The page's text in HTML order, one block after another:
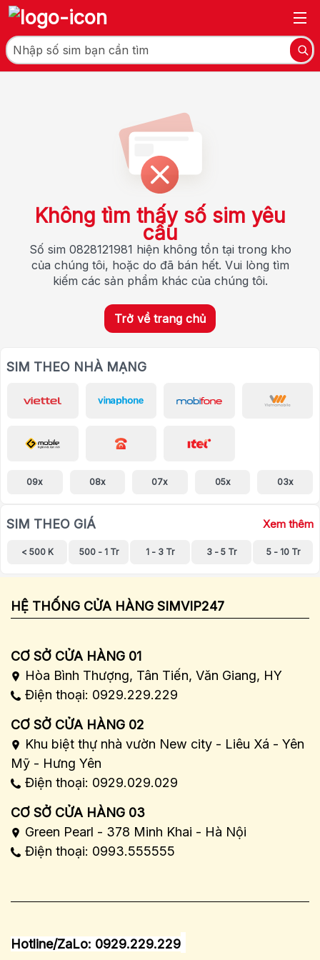
Không tìm thấy số sim yêu
cầu
Số sim 0828121981 hiện không tồn tại trong kho
của chúng tôi, hoặc do đã bán hết. Vui lòng tìm
kiếm các sản phẩm khác của chúng tôi.
Trở về trang chủ
SIM THEO NHÀ MẠNG
09x 08x 07x 05x 03x
SIM THEO GIÁ Xem thêm
< 500 K 500 - 1 Tr 1 - 3 Tr 3 - 5 Tr 5 - 10 Tr
HỆ THỐNG CỬA HÀNG SIMVIP247
CƠ SỞ CỬA HÀNG 01
Hòa Bình Thượng, Tân Tiến, Văn Giang, HY
Điện thoại: 0929.229.229
CƠ SỞ CỬA HÀNG 02
Khu biệt thự nhà vườn New city - Liêu Xá - Yên
Mỹ - Hưng Yên
Điện thoại: 0929.029.029
CƠ SỞ CỬA HÀNG 03
Green Pearl - 378 Minh Khai - Hà Nội
Điện thoại: 0993.555555
Hotline/ZaLo: 0929.229.229